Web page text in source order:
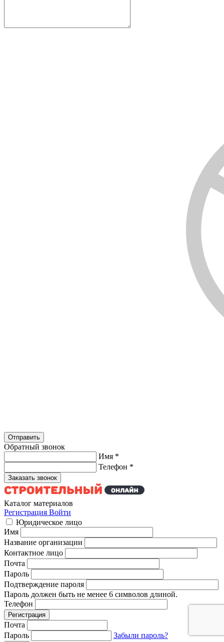
Обратный звонок
Имя *
Телефон *
Каталог материалов
Регистрация Войти
Юридическое лицо
Имя
Название организации
Контактное лицо
Почта
Пароль
Подтверждение пароля
Пароль должен быть не менее 6 символов длиной.
Телефон
Почта
Пароль
Забыли пароль?